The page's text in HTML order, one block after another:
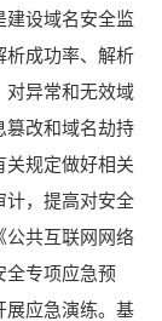
建设域名安全监
析成功率、解析
对异常和无效域
篡改和域名劫持
关规定做好相关
计，提高对安全
公共互联网网络
全专项应急预
展应急演练。基